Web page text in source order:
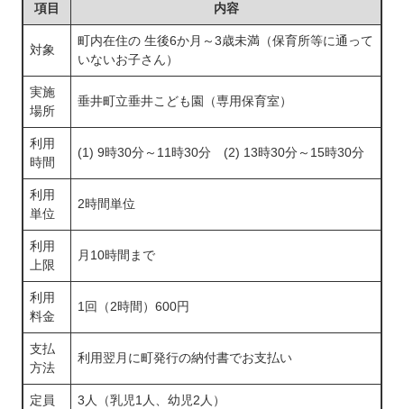
項目
内容
対象
町内在住の 生後6か月～3歳未満（保育所等に通って
いないお子さん）
実施
場所
垂井町立垂井こども園（専用保育室）
利用
時間
(1) 9時30分～11時30分 (2) 13時30分～15時30分
利用
単位
2時間単位
利用
上限
月10時間まで
利用
料金
1回（2時間）600円
支払
方法
利用翌月に町発行の納付書でお支払い
定員 3人（乳児1人、幼児2人）